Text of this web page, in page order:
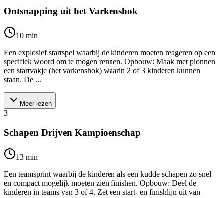
Ontsnapping uit het Varkenshok
10 min
Een explosief startspel waarbij de kinderen moeten reageren op een
specifiek woord om te mogen rennen. Opbouw: Maak met pionnen
een startvakje (het varkenshok) waarin 2 of 3 kinderen kunnen
staan. De ...
Meer lezen
3
Schapen Drijven Kampioenschap
13 min
Een teamsprint waarbij de kinderen als een kudde schapen zo snel
en compact mogelijk moeten zien finishen. Opbouw: Deel de
kinderen in teams van 3 of 4. Zet een start- en finishlijn uit van